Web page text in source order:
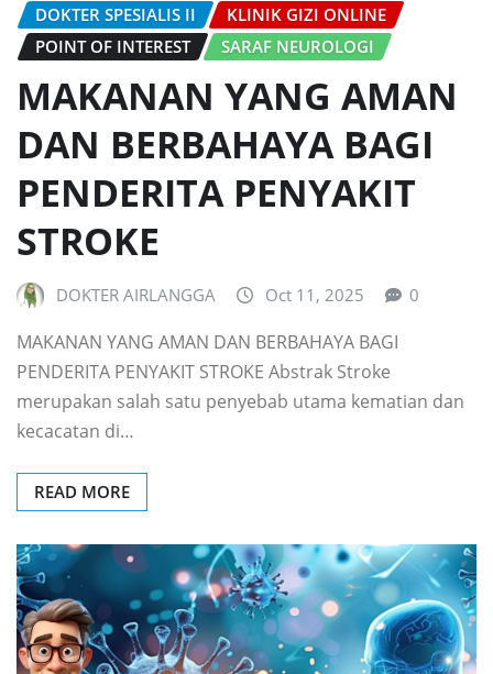
DOKTER SPESIALIS II
KLINIK GIZI ONLINE
POINT OF INTEREST
SARAF NEUROLOGI
MAKANAN YANG AMAN
DAN BERBAHAYA BAGI
PENDERITA PENYAKIT
STROKE
DOKTER AIRLANGGA Oct 11, 2025 0
MAKANAN YANG AMAN DAN BERBAHAYA BAGI
PENDERITA PENYAKIT STROKE Abstrak Stroke
merupakan salah satu penyebab utama kematian dan
kecacatan di…
READ MORE